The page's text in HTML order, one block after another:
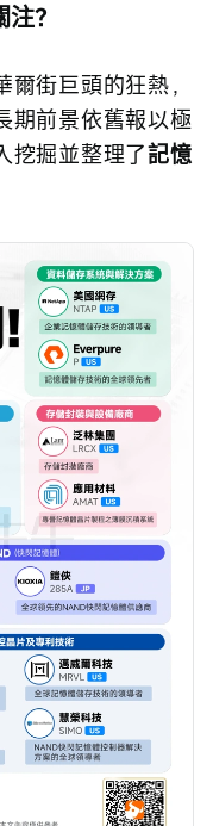
？
街巨頭的狂熱，
期前景依舊報以極
挖掘並整理了記憶